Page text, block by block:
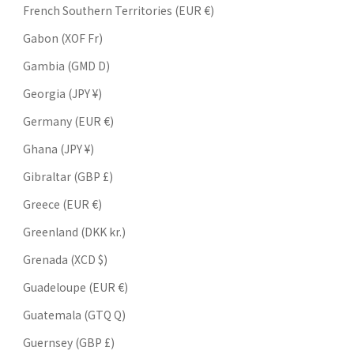
French Southern Territories (EUR €)
Gabon (XOF Fr)
Gambia (GMD D)
Georgia (JPY ¥)
Germany (EUR €)
Ghana (JPY ¥)
Gibraltar (GBP £)
Greece (EUR €)
Greenland (DKK kr.)
Grenada (XCD $)
Guadeloupe (EUR €)
Guatemala (GTQ Q)
Guernsey (GBP £)